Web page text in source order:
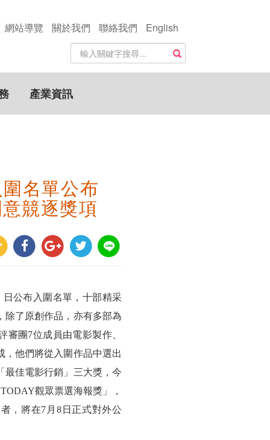
網站導覽 關於我們 聯絡我們
English
站
內
搜
尋
關
鍵
搜尋
產業資訊
名單公布
競逐獎項
日公布入圍名單，十部精采
除了原創作品，亦有多部為
審團7位成員由電影製作、
，他們將從入圍作品中選出
最佳電影行銷」三大獎，今
觀眾票選海報獎」，
，將在7 月 8日正式對外公